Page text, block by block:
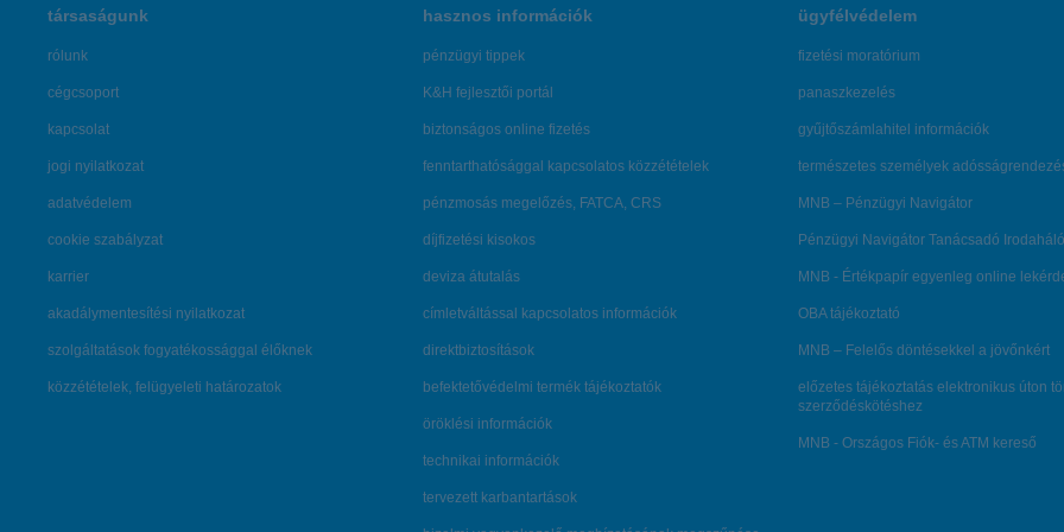
társaságunk
rólunk
cégcsoport
kapcsolat
jogi nyilatkozat
adatvédelem
cookie szabályzat
karrier
akadálymentesítési nyilatkozat
szolgáltatások fogyatékossággal élőknek
közzétételek, felügyeleti határozatok
hasznos információk
pénzügyi tippek
K&H fejlesztői portál
biztonságos online fizetés
fenntarthatósággal kapcsolatos közzétételek
pénzmosás megelőzés, FATCA, CRS
díjfizetési kisokos
deviza átutalás
címletváltással kapcsolatos információk
direktbiztosítások
befektetővédelmi termék tájékoztatók
öröklési információk
technikai információk
tervezett karbantartások
ügyfélvédelem
fizetési moratórium
panaszkezelés
gyűjtőszámlahitel információk
természetes személyek
MNB – Pénzügyi Navigátor
Pénzügyi Navigátor Tanácsadó
MNB - Értékpapír egyenleg online
OBA tájékoztató
MNB – Felelős döntésekkel a jövőnkért
előzetes tájékoztatás elektronikus úton
szerződéskötéshez
MNB - Országos Fiók- és ATM kereső